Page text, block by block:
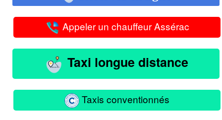
Appeler un chauffeur Assérac
Taxi longue distance
Taxis conventionnés